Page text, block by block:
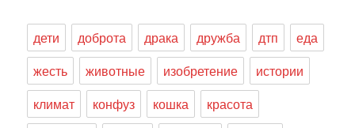
дети доброта драка дружба дтп
еда
жесть
животные изобретение
истории
климат
конфуз кошка
красота